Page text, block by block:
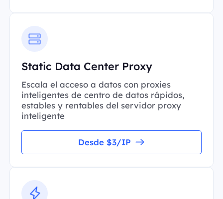
Static Data Center Proxy
Escala el acceso a datos con proxies
inteligentes de centro de datos rápidos,
estables y rentables del servidor proxy
inteligente
Desde $3/IP